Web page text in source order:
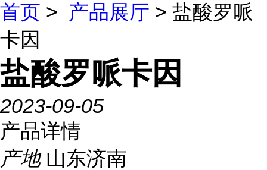
首页 > 产品展厅 > 盐酸罗哌
卡因
盐酸罗哌卡因
2023-09-05
产品详情
产地 山东济南